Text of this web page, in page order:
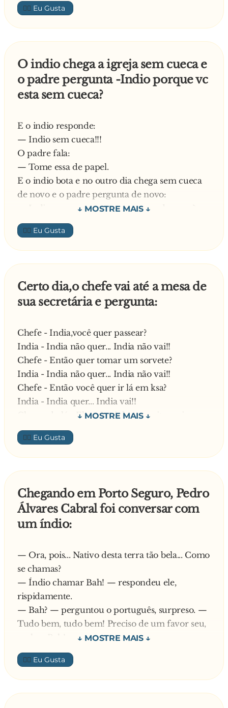
manada de hipopotamos e matou todo
👍🏼
O indio chega a igreja sem cueca e
o padre pergunta -Indio porque vc
esta sem cueca?
E o indio responde:
— Indio sem cueca!!!
O padre fala:
— Tome essa de papel.
E o indio bota e no outro dia chega sem cueca
de novo e o padre pergunta de novo:
— Indio por que vc esta sem cueca de novo?
E o indio responde:
— Indio forte cueca fraca indio abaixou cueca
estorou!
Então o padre fala:
O indio bota e no outro dia chega sem cueca de
novo e o padre pergunta:
O indio responde:
— Indio forte cueca fraca indio baixou cueca
estorou!
Então o padre fala:
— Indio tome essa cueca de aço o indo bota e
no outro dia o indio chega com a cueca e o
padre fala:
que vc esta triste ?
O indio fala:
— Indio fraco cueca forte indo abaixou bilola
Kkkkkkkkkkkkkkkkkkk essa foi massa
👍🏼
Certo dia,o chefe vai até a mesa de
sua secretária e pergunta:
Chefe - India,você quer passear?
India - India não quer... India não vai!!
Chefe - Então quer tomar um sorvete?
India - India não quer... India não vai!!
Chefe - Então você quer ir lá em ksa?
India - India quer... India vai!!
Chegando lá... Eles não tinham muitas coisas
pra fazer... Então o chefe convidou a india para
ir para o quarto Alguns minutos se passam... E
eles estão transando De repente a mulher do
chefe chega... O chefe desesperado diz:
lá india - India não quer,india não vai... India
gostou ainda quer mais
👍🏼
Chegando em Porto Seguro, Pedro
Álvares Cabral foi conversar com
um índio:
— Ora, pois... Nativo desta terra tão bela... Como
se chamas?
— Índio chamar Bah! — respondeu ele,
rispidamente.
— Bah? — perguntou o português, surpreso. —
Tudo bem, tudo bem! Preciso de um favor seu,
senhor Bah!
— Bigodudo falar, Bah escutar...
— A vela do meu barco apagou! Sabe como é,
venta muito por aqui... Preciso que você vá
nadando até aquele outro navio e avise os meus
👍🏼